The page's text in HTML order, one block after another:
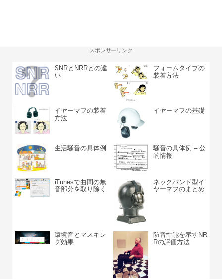
スポンサーリンク
SNRとNRRとの違
い
フォームタイプの
装着方法
イヤーマフの装着
方法
イヤーマフの基礎
生活騒音の具体例
騒音の具体例 – 公
的情報
iTunesで曲間の無
音部分を取り除く
ネックバンド型イ
ヤーマフのまとめ
環境音とマスキン
グ効果
防音性能を示すNR
Rの評価方法